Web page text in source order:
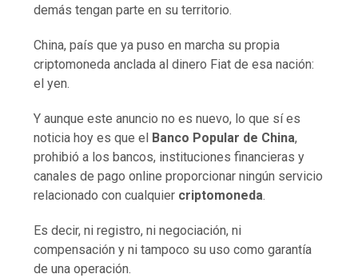
demás tengan parte en su territorio.
China, país que ya puso en marcha su propia
criptomoneda anclada al dinero Fiat de esa nación:
el yen.
Y aunque este anuncio no es nuevo, lo que sí es
noticia hoy es que el Banco Popular de China,
prohibió a los bancos, instituciones financieras y
canales de pago online proporcionar ningún servicio
relacionado con cualquier criptomoneda.
Es decir, ni registro, ni negociación, ni
compensación y ni tampoco su uso como garantía
de una operación.